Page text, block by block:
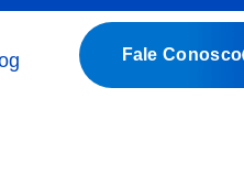
Fale Conosco